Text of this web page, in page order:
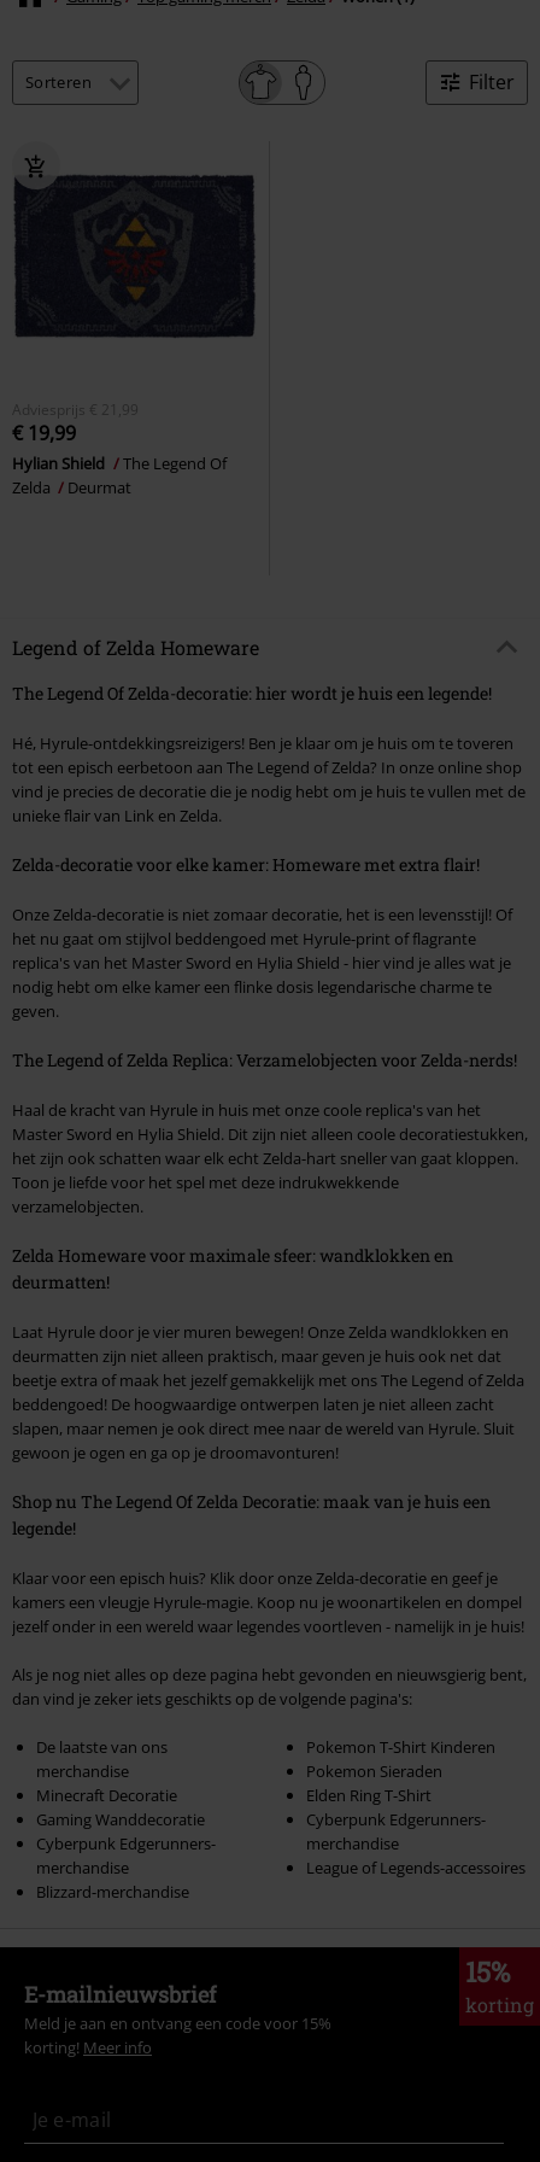
Filter
Adviesprijs € 21,99
€ 19,99
Hylian Shield
The Legend Of
Zelda
Deurmat
Legend of Zelda Homeware
The Legend Of Zelda-decoratie: hier wordt je huis een legende!
Hé, Hyrule-ontdekkingsreizigers! Ben je klaar om je huis om te toveren
tot een episch eerbetoon aan The Legend of Zelda? In onze online shop
vind je precies de decoratie die je nodig hebt om je huis te vullen met de
unieke flair van Link en Zelda.
Zelda-decoratie voor elke kamer: Homeware met extra flair!
Onze Zelda-decoratie is niet zomaar decoratie, het is een levensstijl! Of
het nu gaat om stijlvol beddengoed met Hyrule-print of flagrante
replica's van het Master Sword en Hylia Shield - hier vind je alles wat je
nodig hebt om elke kamer een flinke dosis legendarische charme te
geven.
The Legend of Zelda Replica: Verzamelobjecten voor Zelda-nerds!
Haal de kracht van Hyrule in huis met onze coole replica's van het
Master Sword en Hylia Shield. Dit zijn niet alleen coole decoratiestukken,
het zijn ook schatten waar elk echt Zelda-hart sneller van gaat kloppen.
Toon je liefde voor het spel met deze indrukwekkende
verzamelobjecten.
Zelda Homeware voor maximale sfeer: wandklokken en
deurmatten!
Laat Hyrule door je vier muren bewegen! Onze Zelda wandklokken en
deurmatten zijn niet alleen praktisch, maar geven je huis ook net dat
beetje extra of maak het jezelf gemakkelijk met ons The Legend of Zelda
beddengoed! De hoogwaardige ontwerpen laten je niet alleen zacht
slapen, maar nemen je ook direct mee naar de wereld van Hyrule. Sluit
gewoon je ogen en ga op je droomavonturen!
Shop nu The Legend Of Zelda Decoratie: maak van je huis een
legende!
Klaar voor een episch huis? Klik door onze Zelda-decoratie en geef je
kamers een vleugje Hyrule-magie. Koop nu je woonartikelen en dompel
jezelf onder in een wereld waar legendes voortleven - namelijk in je huis!
Als je nog niet alles op deze pagina hebt gevonden en nieuwsgierig bent,
dan vind je zeker iets geschikts op de volgende pagina's:
De laatste van ons
merchandise
Minecraft Decoratie
Gaming Wanddecoratie
Cyberpunk Edgerunners-
merchandise
Blizzard-merchandise
Pokemon T-Shirt Kinderen
Pokemon Sieraden
Elden Ring T-Shirt
Cyberpunk Edgerunners-
merchandise
League of Legends-accessoires
15%
korting
E-mailnieuwsbrief
Meld je aan en ontvang een code voor 15%
korting! Meer info